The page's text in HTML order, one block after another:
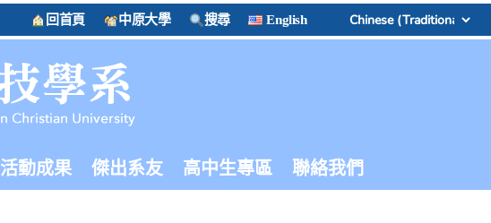
回首頁 中原大學 搜尋 English
活動成果 傑出系友 高中生專區 聯絡我們